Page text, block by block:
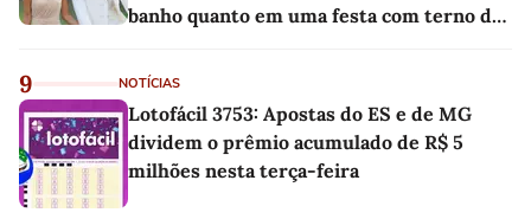
banho quanto em uma festa com terno de
9 NOTÍCIAS
Lotofácil 3753: Apostas do ES e de MG
dividem o prêmio acumulado de R$ 5
milhões nesta terça-feira